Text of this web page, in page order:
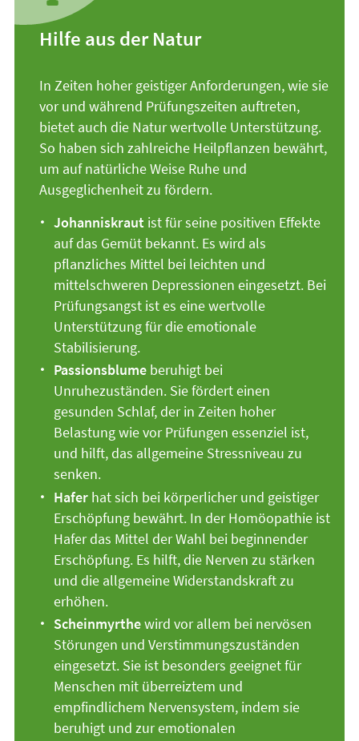
Hilfe aus der Natur
In Zeiten hoher geistiger Anforderungen, wie sie
vor und während Prüfungszeiten auftreten,
bietet auch die Natur wertvolle Unterstützung.
So haben sich zahlreiche Heilpflanzen bewährt,
um auf natürliche Weise Ruhe und
Ausgeglichenheit zu fördern.
Johanniskraut ist für seine positiven Effekte
auf das Gemüt bekannt. Es wird als
pflanzliches Mittel bei leichten und
mittelschweren Depressionen eingesetzt. Bei
Prüfungsangst ist es eine wertvolle
Unterstützung für die emotionale
Stabilisierung.
Passionsblumeberuhigt bei
Unruhezuständen. Sie fördert einen
gesunden Schlaf, der in Zeiten hoher
Belastung wie vor Prüfungen essenziel ist,
und hilft, das allgemeine Stressniveau zu
senken.
Hafer hat sich bei körperlicher und geistiger
Erschöpfung bewährt. In der Homöopathie ist
Hafer das Mittel der Wahl bei beginnender
Erschöpfung. Es hilft, die Nerven zu stärken
und die allgemeine Widerstandskraft zu
erhöhen.
Scheinmyrthewird vor allem bei nervösen
Störungen und Verstimmungszuständen
eingesetzt. Sie ist besonders geeignet für
Menschen mit überreiztem und
empfindlichem Nervensystem, indem sie
beruhigt und zur emotionalen